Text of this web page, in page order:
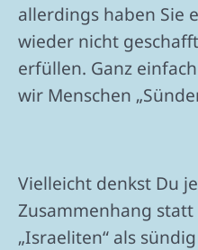
allerdings haben Sie
wieder nicht
erfüllen. Ganz
wir Menschen
Vielleicht denkst Du
Zusammenhang statt
„Israeliten“ als